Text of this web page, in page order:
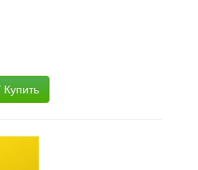
Купить